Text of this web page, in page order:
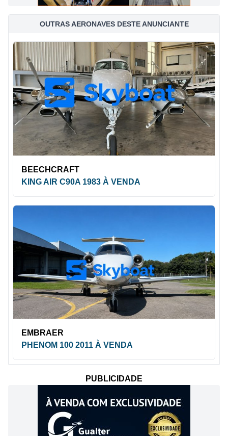
OUTRAS AERONAVES DESTE ANUNCIANTE
BEECHCRAFT
KING AIR C90A 1983 À VENDA
EMBRAER
PHENOM 100 2011 À VENDA
PUBLICIDADE